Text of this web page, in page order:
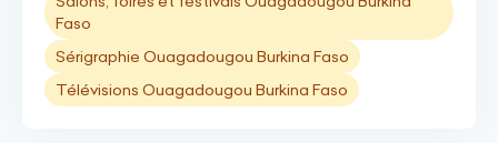
Faso
Sérigraphie Ouagadougou Burkina Faso
Télévisions Ouagadougou Burkina Faso